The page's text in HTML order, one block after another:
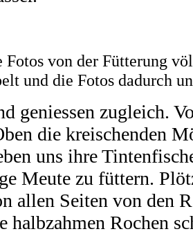
Fotos von der Fütterung
und die Fotos dadurch
geniessen zugleich.
die kreischenden
uns ihre
Meute zu füttern.
allen Seiten von den
halbzahmen Rochen